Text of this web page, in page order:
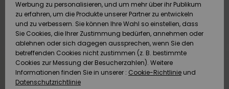
Snow
Brandneu
Snow
Brandneu
Highlights
Community
DOPPELTER
RABATT
HILFE & KONTAKT
Quiksilver
Freedom
Datenschutz
NACHHALTIGKEIT
Werbung zu personalisieren, und um mehr über ihr Publikum
zu erfahren, um die Produkte unserer Partner zu entwickeln
und zu verbessern. Sie können Ihre Wahl so einstellen, dass
Sie Cookies, die Ihrer Zustimmung bedürfen, annehmen oder
ablehnen oder sich dagegen aussprechen, wenn Sie den
betreffenden Cookies nicht zustimmen (z. B. bestimmte
Cookies zur Messung der Besucherzahlen). Weitere
Informationen finden Sie in unserer : Cookie-Richtlinie und
Datenschutzrichtlinie